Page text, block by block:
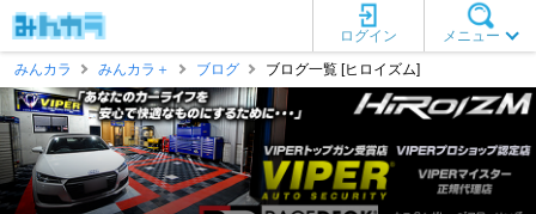
メニュー
ログイン
みんカラ
みんカラ＋ ブログ ブログ一覧 [ヒロイズム]